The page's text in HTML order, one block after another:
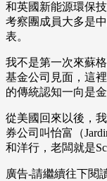
和英國新能源環保
考察團成員大多是
表。
我不是第一次來蘇
基金公司見面，這
的傳統認知一向是
從美國回來以後，
券公司叫怡富（
和洋行，老闆就是
廣告-請繼續往下閱